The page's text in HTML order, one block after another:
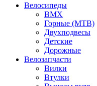
Велосипеды
BMX
Горные (MTB)
Двухподвесы
Детские
Дорожные
Велозапчасти
Вилки
Втулки